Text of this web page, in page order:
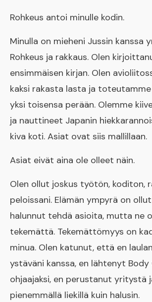
Rohkeus antoi minulle kodin.
Minulla on mieheni Jussin kanssa
Rohkeus ja rakkaus. Olen
ensimmäisen kirjan. Olen
kaksi rakasta lasta ja toteutamme
yksi toisensa perään. Olemme
ja nauttineet Japanin
kiva koti. Asiat ovat siis mallillaan.
Asiat eivät aina ole olleet näin.
Olen ollut joskus työtön, koditon,
peloissani. Elämän ympyrä on
halunnut tehdä asioita, mutta ne
tekemättä. Tekemättömyys on
minua. Olen katunut, että en
ystäväni kanssa, en lähtenyt
ohjaajaksi, en perustanut yritystä
pienemmällä liekillä kuin halusin.